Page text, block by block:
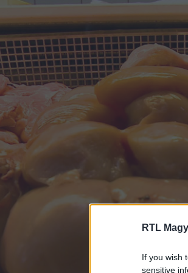
RTL
If you wish
sensitive